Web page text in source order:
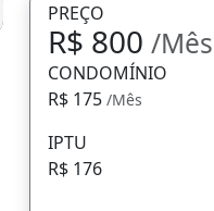
PREÇO
R$ 800/Mês
CONDOMÍNIO
R$ 175/Mês
IPTU
R$ 176